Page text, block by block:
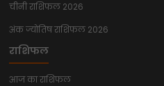
चीनी राशिफल 2026
अंक ज्योतिष राशिफल 2026
राशिफल
आज का राशिफल